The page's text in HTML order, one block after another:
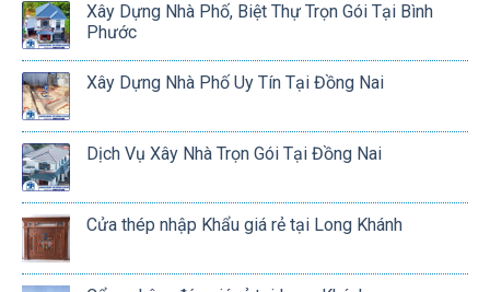
Xây Dựng Nhà Phố, Biệt Thự Trọn Gói Tại Bình
Phước
Xây Dựng Nhà Phố Uy Tín Tại Đồng Nai
Dịch Vụ Xây Nhà Trọn Gói Tại Đồng Nai
Cửa thép nhập Khẩu giá rẻ tại Long Khánh